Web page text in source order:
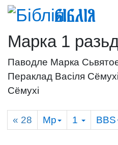
Біблія
Марка 1
Паводле Марка
Пераклад Васіля
Сёмухі
« 28 Мр 1 BBS